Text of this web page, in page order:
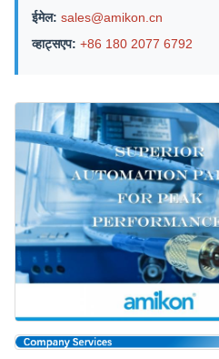
ईमेल: sales@amikon.cn
व्हाट्सएप: +86 180 2077 6792